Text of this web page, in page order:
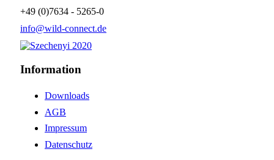
+49 (0)7634 - 5265-0
info@wild-connect.de
Information
Downloads
AGB
Impressum
Datenschutz